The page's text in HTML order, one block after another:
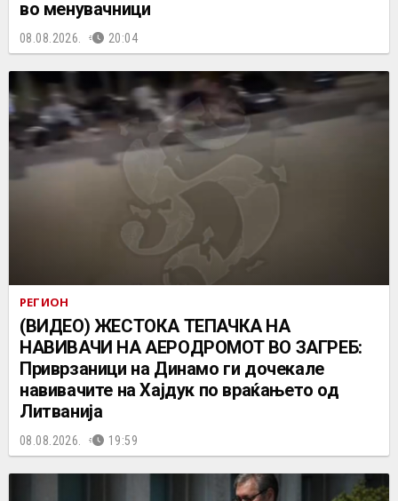
во менувачници
08.08.2026. 20:04
РЕГИОН
(ВИДЕО) ЖЕСТОКА ТЕПАЧКА НА
НАВИВАЧИ НА АЕРОДРОМОТ ВО ЗАГРЕБ:
Приврзаници на Динамо ги дочекале
навивачите на Хајдук по враќањето од
Литванија
08.08.2026. 19:59